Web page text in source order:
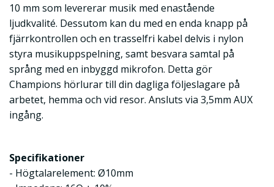
10 mm som levererar musik med enastående
ljudkvalité. Dessutom kan du med en enda knapp på
fjärrkontrollen och en trasselfri kabel delvis i nylon
styra musikuppspelning, samt besvara samtal på
språng med en inbyggd mikrofon. Detta gör
Champions hörlurar till din dagliga följeslagare på
arbetet, hemma och vid resor. Ansluts via 3,5mm AUX
ingång.
Specifikationer
- Högtalarelement: Ø10mm